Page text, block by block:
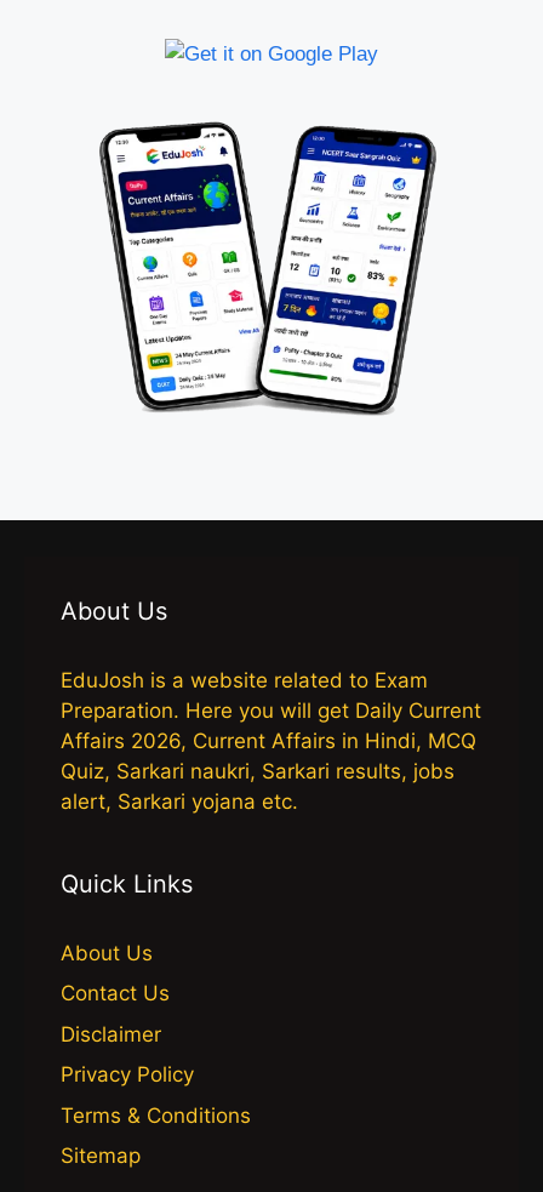
About Us
EduJosh is a website related to Exam
Preparation. Here you will get Daily Current
Affairs 2026, Current Affairs in Hindi, MCQ
Quiz, Sarkari naukri, Sarkari results, jobs
alert, Sarkari yojana etc.
Quick Links
About Us
Contact Us
Disclaimer
Privacy Policy
Terms & Conditions
Sitemap